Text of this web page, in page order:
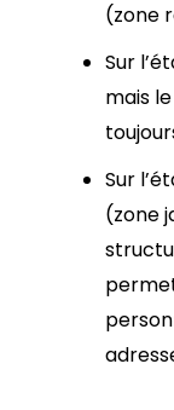
(zone
Sur
mais
Sur
(zone